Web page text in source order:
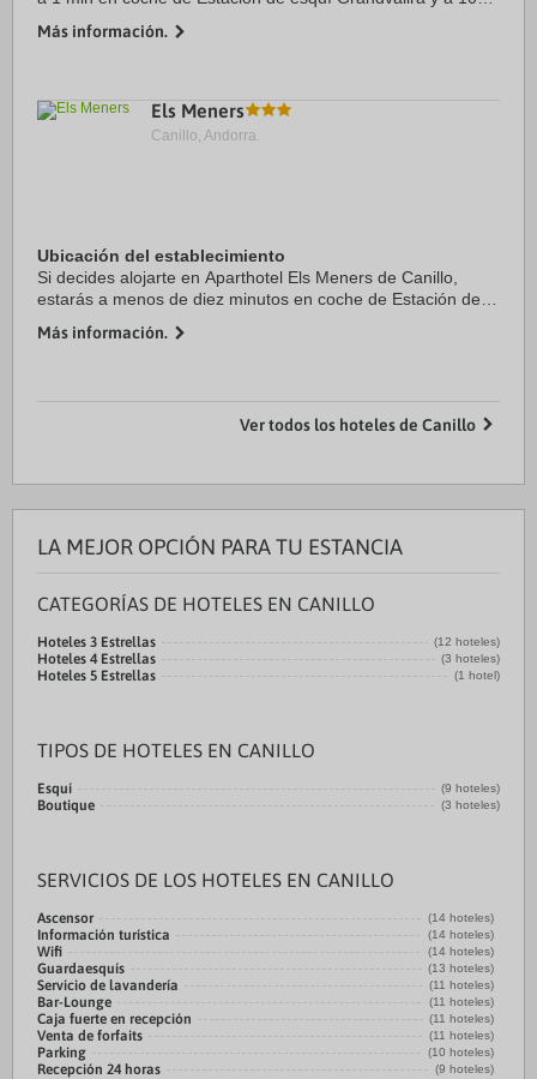
encuentra a 9,9 km de Centro ...
Más información.
Els Meners
Canillo, Andorra.
Ubicación del establecimiento
Si decides alojarte en Aparthotel Els Meners de Canillo,
estarás a menos de diez minutos en coche de Estación de
apartotel de esquí se encuentra a ...
Más información.
Ver todos los hoteles de Canillo
LA MEJOR OPCIÓN PARA TU ESTANCIA
CATEGORÍAS DE HOTELES EN CANILLO
Hoteles 3 Estrellas (12 hoteles)
Hoteles 4 Estrellas (3 hoteles)
Hoteles 5 Estrellas (1 hotel)
TIPOS DE HOTELES EN CANILLO
Esquí (9 hoteles)
Boutique (3 hoteles)
SERVICIOS DE LOS HOTELES EN CANILLO
Ascensor (14 hoteles)
Información turística (14 hoteles)
Wifi (14 hoteles)
Guardaesquís (13 hoteles)
Servicio de lavandería (11 hoteles)
Bar-Lounge (11 hoteles)
Caja fuerte en recepción (11 hoteles)
Venta de forfaits (11 hoteles)
Parking (10 hoteles)
Recepción 24 horas (9 hoteles)